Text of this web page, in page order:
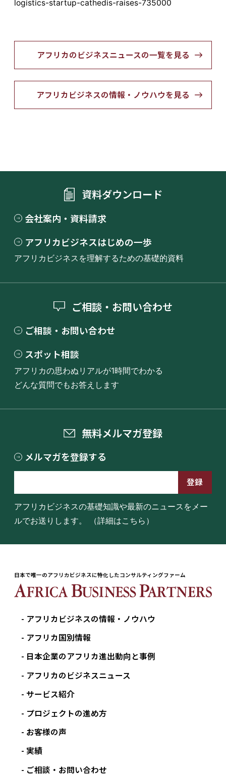
logistics-startup-cathedis-raises-735000
アフリカのビジネスニュースの一覧を見る
アフリカビジネスの情報・ノウハウを見る
資料ダウンロード
会社案内・資料請求
アフリカビジネスはじめの一歩
アフリカビジネスを理解するための基礎的資料
ご相談・お問い合わせ
ご相談・お問い合わせ
スポット相談
アフリカの思わぬリアルが1時間でわかる
どんな質問でもお答えします
無料メルマガ登録
メルマガを登録する
アフリカビジネスの基礎知識や最新のニュースをメー
ルでお送りします。
（詳細はこちら）
日本で唯一のアフリカビジネスに特化したコンサルティングファーム
アフリカビジネスの情報・ノウハウ
アフリカ国別情報
日本企業のアフリカ進出動向と事例
アフリカのビジネスニュース
サービス紹介
プロジェクトの進め方
お客様の声
実績
ご相談・お問い合わせ